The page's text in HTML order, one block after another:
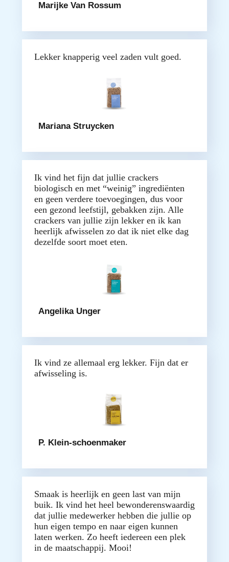
Marijke Van Rossum
Lekker knapperig veel zaden vult goed.
Mariana Struycken
Ik vind het fijn dat jullie crackers
biologisch en met “weinig” ingrediënten
en geen verdere toevoegingen, dus voor
een gezond leefstijl, gebakken zijn. Alle
crackers van jullie zijn lekker en ik kan
heerlijk afwisselen zo dat ik niet elke dag
dezelfde soort moet eten.
Angelika Unger
Ik vind ze allemaal erg lekker. Fijn dat er
afwisseling is.
P. Klein-schoenmaker
Smaak is heerlijk en geen last van mijn
buik. Ik vind het heel bewonderenswaardig
dat jullie medewerker hebben die jullie op
hun eigen tempo en naar eigen kunnen
laten werken. Zo heeft iedereen een plek
in de maatschappij. Mooi!